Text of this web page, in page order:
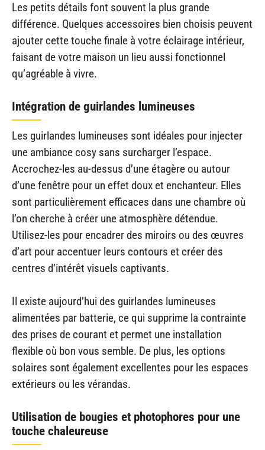
Les petits détails font souvent la plus grande
différence. Quelques accessoires bien choisis peuvent
ajouter cette touche finale à votre éclairage intérieur,
faisant de votre maison un lieu aussi fonctionnel
qu’agréable à vivre.
Intégration de guirlandes lumineuses
Les guirlandes lumineuses sont idéales pour injecter
une ambiance cosy sans surcharger l’espace.
Accrochez-les au-dessus d’une étagère ou autour
d’une fenêtre pour un effet doux et enchanteur. Elles
sont particulièrement efficaces dans une chambre où
l’on cherche à créer une atmosphère détendue.
Utilisez-les pour encadrer des miroirs ou des œuvres
d’art pour accentuer leurs contours et créer des
centres d’intérêt visuels captivants.
Il existe aujourd’hui des guirlandes lumineuses
alimentées par batterie, ce qui supprime la contrainte
des prises de courant et permet une installation
flexible où bon vous semble. De plus, les options
solaires sont également excellentes pour les espaces
extérieurs ou les vérandas.
Utilisation de bougies et photophores pour une
touche chaleureuse